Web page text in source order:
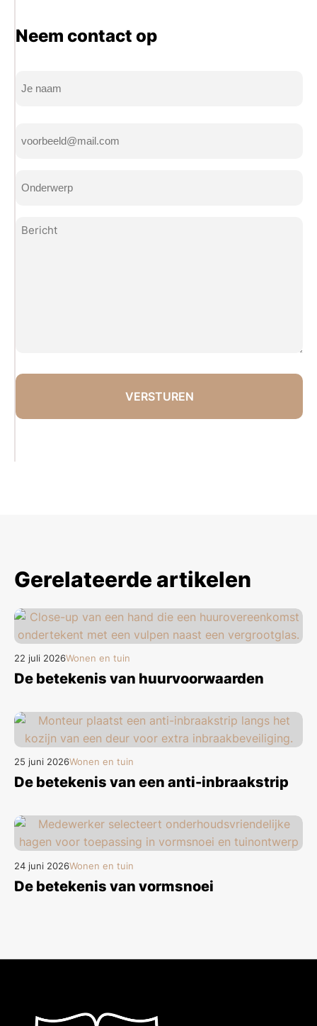
Neem contact op
mailadres
Bericht
Gerelateerde artikelen
22 juli 2026Wonen en tuin
De betekenis van huurvoorwaarden
25 juni 2026Wonen en tuin
De betekenis van een anti-inbraakstrip
24 juni 2026Wonen en tuin
De betekenis van vormsnoei